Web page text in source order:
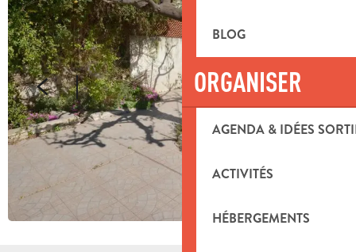
BLOG
ORGANISER
AGENDA & IDÉES
ACTIVITÉS
HÉBERGEMENTS